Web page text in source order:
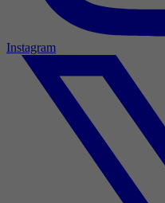
Instagram